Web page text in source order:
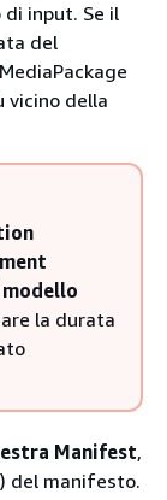
input. Se il
del
vicino della
la durata
Manifest,
del manifesto.